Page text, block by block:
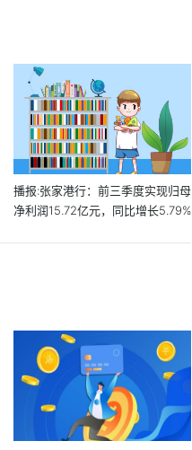
播报:张家港行：前三季度实现归母
净利润15.72亿元，同比增长5.79%